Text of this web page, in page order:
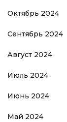
Октябрь 2024
Сентябрь 2024
Август 2024
Июль 2024
Июнь 2024
Май 2024